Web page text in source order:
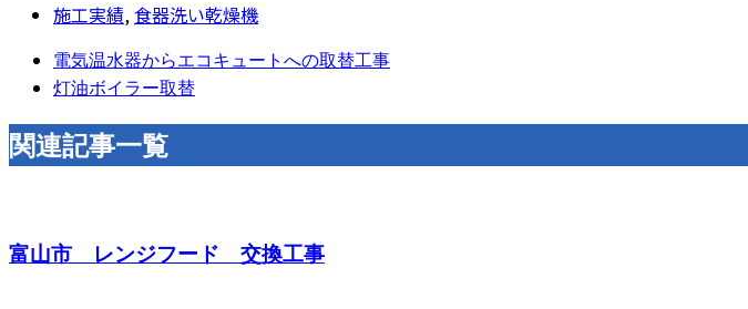
施工実績,食器洗い乾燥機
電気温水器からエコキュートへの取替工事
灯油ボイラー取替
関連記事一覧
富山市 レンジフード 交換工事